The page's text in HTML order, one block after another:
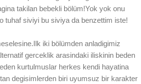
takilan bebekli bölüm!Yok yok onu
tuhaf siviyi bu siviya da benzettim iste!
iki bölümden anladigimiz
gerceklik arasindaki iliskinin beden
kurtulmuslar herkes kendi hayatina
degisimlerden biri uyumsuz bir karakter